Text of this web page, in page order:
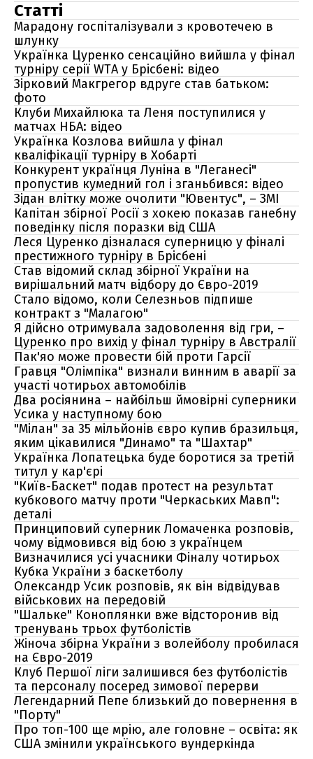
Статті
Марадону госпіталізували з кровотечею в
шлунку
Українка Цуренко сенсаційно вийшла у фінал
турніру серії WTA у Брісбені: відео
Зірковий Макгрегор вдруге став батьком:
фото
Клуби Михайлюка та Леня поступилися у
матчах НБА: відео
Українка Козлова вийшла у фінал
кваліфікації турніру в Хобарті
Конкурент українця Луніна в "Леганесі"
пропустив кумедний гол і зганьбився: відео
Зідан влітку може очолити "Ювентус", – ЗМІ
Капітан збірної Росії з хокею показав ганебну
поведінку після поразки від США
Леся Цуренко дізналася суперницю у фіналі
престижного турніру в Брісбені
Став відомий склад збірної України на
вирішальний матч відбору до Євро-2019
Стало відомо, коли Селезньов підпише
контракт з "Малагою"
Я дійсно отримувала задоволення від гри, –
Цуренко про вихід у фінал турніру в Австралії
Пак'яо може провести бій проти Гарсії
Гравця "Олімпіка" визнали винним в аварії за
участі чотирьох автомобілів
Два росіянина – найбільш ймовірні суперники
Усика у наступному бою
"Мілан" за 35 мільйонів євро купив бразильця,
яким цікавилися "Динамо" та "Шахтар"
Українка Лопатецька буде боротися за третій
титул у кар'єрі
"Київ-Баскет" подав протест на результат
кубкового матчу проти "Черкаських Мавп":
деталі
Принциповий суперник Ломаченка розповів,
чому відмовився від бою з українцем
Визначилися усі учасники Фіналу чотирьох
Кубка України з баскетболу
Олександр Усик розповів, як він відвідував
військових на передовій
"Шальке" Коноплянки вже відсторонив від
тренувань трьох футболістів
Жіноча збірна України з волейболу пробилася
на Євро-2019
Клуб Першої ліги залишився без футболістів
та персоналу посеред зимової перерви
Легендарний Пепе близький до повернення в
"Порту"
Про топ-100 ще мрію, але головне – освіта: як
США змінили українського вундеркінда